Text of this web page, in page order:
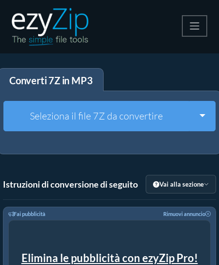
Decomprimi
Altri strumenti
Converti 7Z in MP3
Seleziona il file 7Z da convertire
Istruzioni di conversione di seguito Vai alla sezione
Fai pubblicità Rimuovi annuncio
Elimina le pubblicità con ezyZip Pro!